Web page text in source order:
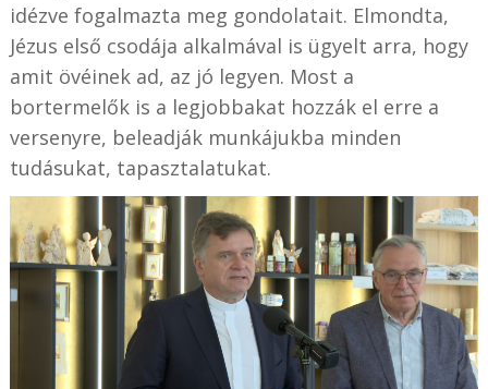
idézve fogalmazta meg gondolatait. Elmondta,
Jézus első csodája alkalmával is ügyelt arra, hogy
amit övéinek ad, az jó legyen. Most a
bortermelők is a legjobbakat hozzák el erre a
versenyre, beleadják munkájukba minden
tudásukat, tapasztalatukat.